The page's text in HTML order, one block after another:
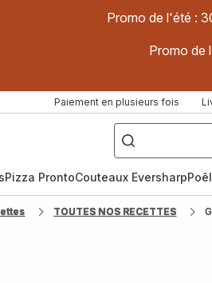
Promo de l'été :
Promo de
Paiement en plusieurs fois
["Poêles
inox,
Cake
Factory,
Pizza ProntoCouteaux Eversharp
TOUTES NOS RECETTES